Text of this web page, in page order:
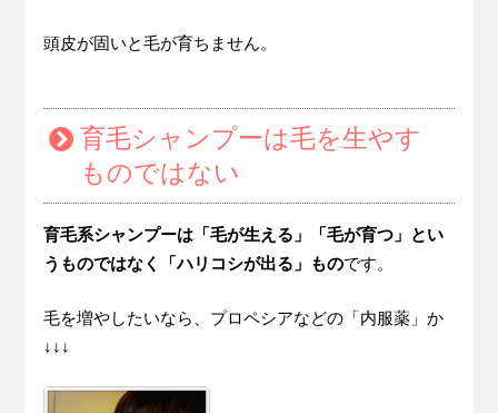
頭皮が固いと毛が育ちません。
育毛シャンプーは毛を生やす
ものではない
育毛系シャンプーは「毛が生える」「毛が育つ」とい
うものではなく「ハリコシが出る」ものです。
毛を増やしたいなら、プロペシアなどの「内服薬」か
↓↓↓